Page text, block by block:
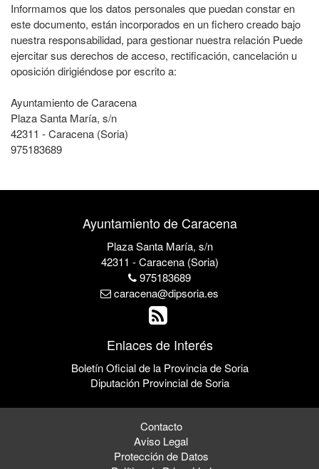
Informamos que los datos personales que puedan constar en
este documento, están incorporados en un fichero creado bajo
nuestra responsabilidad, para gestionar nuestra relación Puede
ejercitar sus derechos de acceso, rectificación, cancelación u
oposición dirigiéndose por escrito a:
Ayuntamiento de Caracena
Plaza Santa María, s/n
42311 - Caracena (Soria)
975183689
Ayuntamiento de Caracena
Plaza Santa María, s/n
42311 - Caracena (Soria)
975183689
caracena@dipsoria.es
Enlaces de Interés
Boletín Oficial de la Provincia de Soria
Diputación Provincial de Soria
Contacto
Aviso Legal
Protección de Datos